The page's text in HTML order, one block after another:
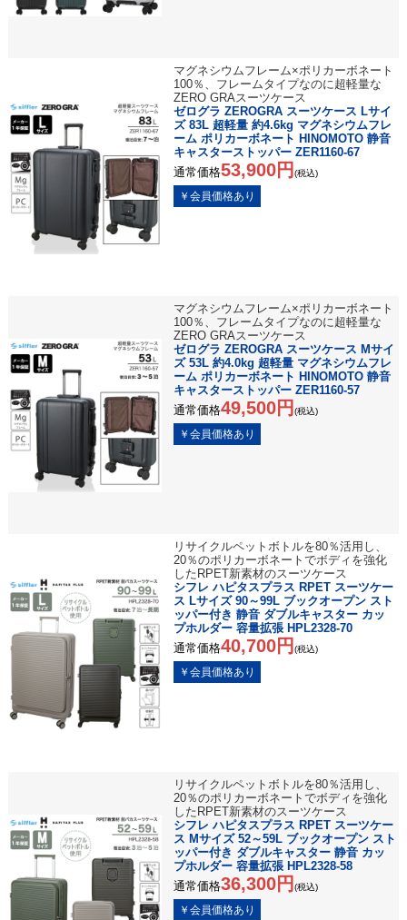
マグネシウムフレーム×ポリカーボネート
100％、フレームタイプなのに超軽量な
ZERO GRAスーツケース
ゼログラ ZEROGRA スーツケース Lサイ
ズ 83L 超軽量 約4.6kg マグネシウムフレ
ーム ポリカーボネート HINOMOTO 静音
キャスターストッパー ZER1160-67
通常価格53,900円 (税込)
マグネシウムフレーム×ポリカーボネート
100％、フレームタイプなのに超軽量な
ZERO GRAスーツケース
ゼログラ ZEROGRA スーツケース Mサイ
ズ 53L 約4.0kg 超軽量 マグネシウムフレ
ーム ポリカーボネート HINOMOTO 静音
キャスターストッパー ZER1160-57
通常価格49,500円 (税込)
リサイクルペットボトルを80％活用し、
20％のポリカーボネートでボディを強化
したRPET新素材のスーツケース
シフレ ハピタスプラス RPET スーツケー
ス Lサイズ 90～99L ブックオープン スト
ッパー付き 静音 ダブルキャスター カッ
プホルダー 容量拡張 HPL2328-70
通常価格40,700円 (税込)
リサイクルペットボトルを80％活用し、
20％のポリカーボネートでボディを強化
したRPET新素材のスーツケース
シフレ ハピタスプラス RPET スーツケー
ス Mサイズ 52～59L ブックオープン スト
ッパー付き ダブルキャスター 静音 カッ
プホルダー 容量拡張 HPL2328-58
通常価格36,300円 (税込)